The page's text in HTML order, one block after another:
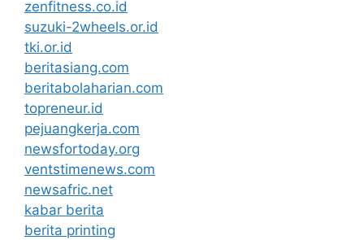
zenfitness.co.id
suzuki-2wheels.or.id
tki.or.id
beritasiang.com
beritabolaharian.com
topreneur.id
pejuangkerja.com
newsfortoday.org
ventstimenews.com
newsafric.net
kabar berita
berita printing